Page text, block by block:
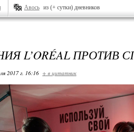
Авось из (+ сутки) дневников
L’ORÉAL ПРОТИВ
2017 г. 16:16 + в цитатник